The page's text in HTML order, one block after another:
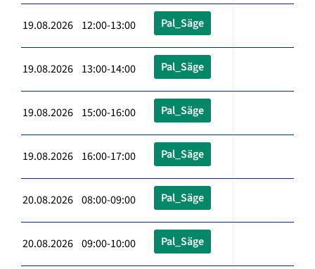
19.08.2026 12:00-13:00 Pal_Säge
19.08.2026 13:00-14:00 Pal_Säge
19.08.2026 15:00-16:00 Pal_Säge
19.08.2026 16:00-17:00 Pal_Säge
20.08.2026 08:00-09:00 Pal_Säge
20.08.2026 09:00-10:00 Pal_Säge